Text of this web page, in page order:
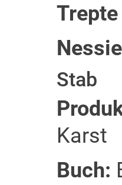
Trepte
Stab
Karst
Buch: